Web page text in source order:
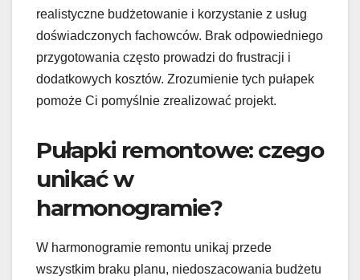
realistyczne budżetowanie i korzystanie z usług
doświadczonych fachowców. Brak odpowiedniego
przygotowania często prowadzi do frustracji i
dodatkowych kosztów. Zrozumienie tych pułapek
pomoże Ci pomyślnie zrealizować projekt.
Pułapki remontowe: czego
unikać w
harmonogramie?
W harmonogramie remontu unikaj przede
wszystkim braku planu, niedoszacowania budżetu